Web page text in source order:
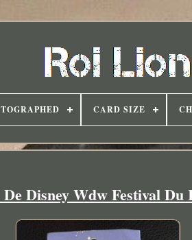
CARD SIZE
Disney Wdw Festival